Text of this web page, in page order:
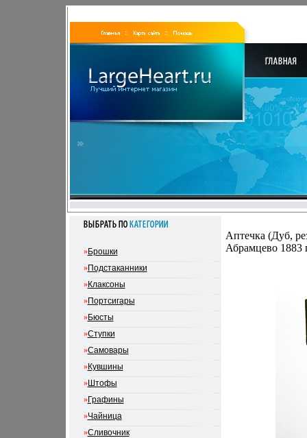
»Брошки
»Подстаканники
»Клаксоны
»Портсигары
»Бюсты
»Ступки
»Самовары
»Кувшины
»Штофы
»Графины
»Чайница
»Сливочник
Аптечка (Дуб,
Абрамцево 1883